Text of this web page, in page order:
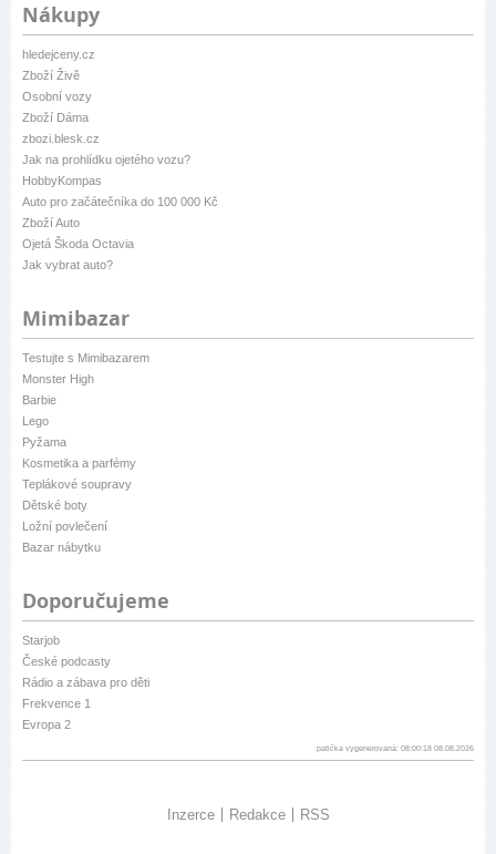
Nákupy
hledejceny.cz
Zboží Živě
Osobní vozy
Zboží Dáma
zbozi.blesk.cz
Jak na prohlídku ojetého vozu?
HobbyKompas
Auto pro začátečníka do 100 000 Kč
Zboží Auto
Ojetá Škoda Octavia
Jak vybrat auto?
Mimibazar
Testujte s Mimibazarem
Monster High
Barbie
Lego
Pyžama
Kosmetika a parfémy
Teplákové soupravy
Dětské boty
Ložní povlečení
Bazar nábytku
Doporučujeme
Starjob
České podcasty
Rádio a zábava pro děti
Frekvence 1
Evropa 2
patička vygenerovaná: 08:00:18 08.08.2026
Inzerce Redakce RSS